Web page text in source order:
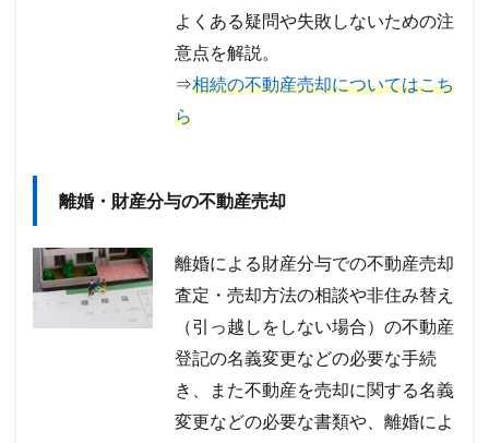
よくある疑問や失敗しないための注
意点を解説。
⇒相続の不動産売却についてはこち
ら
離婚・財産分与の不動産売却
離婚による財産分与での不動産売却
査定・売却方法の相談や非住み替え
（引っ越しをしない場合）の不動産
登記の名義変更などの必要な手続
き、また不動産を売却に関する名義
変更などの必要な書類や、離婚によ